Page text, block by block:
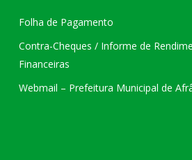
Folha de Pagamento
Contra-Cheques / Informe de
Financeiras
Webmail – Prefeitura Municipal de